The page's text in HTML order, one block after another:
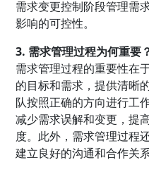
需求变更控制阶段管理需
影响的可控性。
3. 需求管理过程为何重要
需求管理过程的重要性在
的目标和需求，提供清晰
队按照正确的方向进行工
减少需求误解和变更，提
度。此外，需求管理过程
建立良好的沟通和合作关